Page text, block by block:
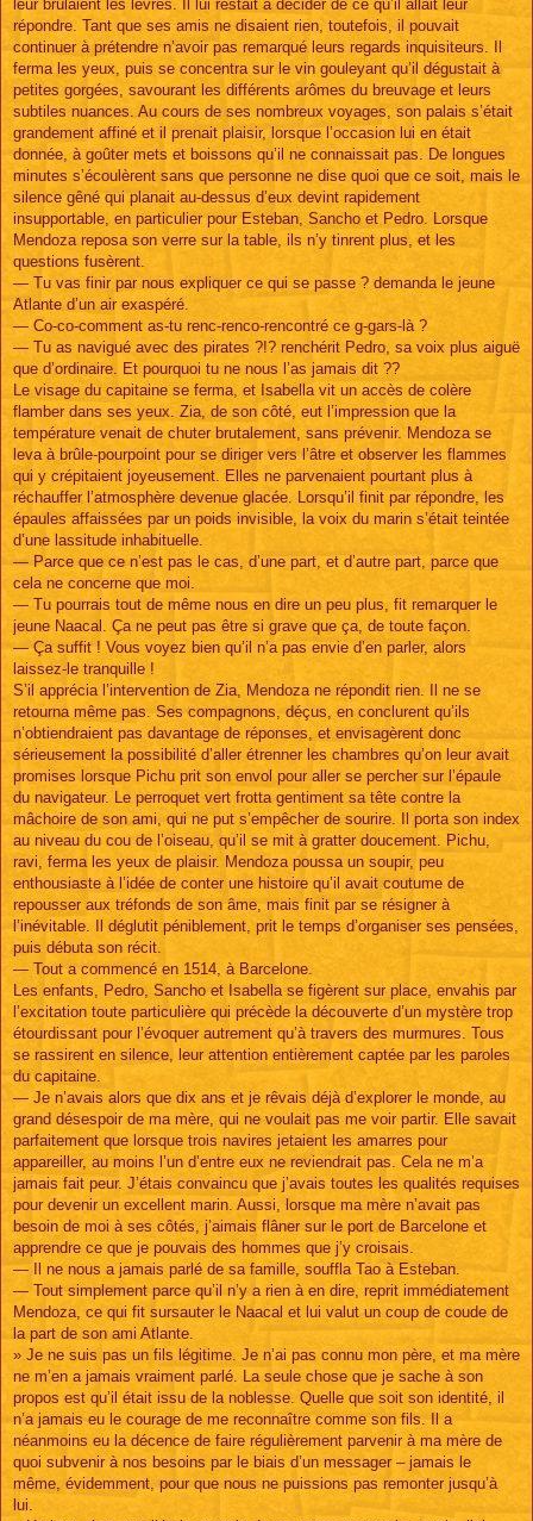
leur brûlaient les lèvres. Il lui restait à décider de ce qu’il allait leur
répondre. Tant que ses amis ne disaient rien, toutefois, il pouvait
continuer à prétendre n’avoir pas remarqué leurs regards inquisiteurs. Il
ferma les yeux, puis se concentra sur le vin gouleyant qu’il dégustait à
petites gorgées, savourant les différents arômes du breuvage et leurs
subtiles nuances. Au cours de ses nombreux voyages, son palais s’était
grandement affiné et il prenait plaisir, lorsque l’occasion lui en était
donnée, à goûter mets et boissons qu’il ne connaissait pas. De longues
minutes s’écoulèrent sans que personne ne dise quoi que ce soit, mais le
silence gêné qui planait au-dessus d’eux devint rapidement
insupportable, en particulier pour Esteban, Sancho et Pedro. Lorsque
Mendoza reposa son verre sur la table, ils n’y tinrent plus, et les
questions fusèrent.
— Tu vas finir par nous expliquer ce qui se passe ? demanda le jeune
Atlante d’un air exaspéré.
— Co-co-comment as-tu renc-renco-rencontré ce g-gars-là ?
— Tu as navigué avec des pirates ?!? renchérit Pedro, sa voix plus aiguë
que d’ordinaire. Et pourquoi tu ne nous l’as jamais dit ??
Le visage du capitaine se ferma, et Isabella vit un accès de colère
flamber dans ses yeux. Zia, de son côté, eut l’impression que la
température venait de chuter brutalement, sans prévenir. Mendoza se
leva à brûle-pourpoint pour se diriger vers l’âtre et observer les flammes
qui y crépitaient joyeusement. Elles ne parvenaient pourtant plus à
réchauffer l’atmosphère devenue glacée. Lorsqu’il finit par répondre, les
épaules affaissées par un poids invisible, la voix du marin s’était teintée
d’une lassitude inhabituelle.
— Parce que ce n’est pas le cas, d’une part, et d’autre part, parce que
cela ne concerne que moi.
— Tu pourrais tout de même nous en dire un peu plus, fit remarquer le
jeune Naacal. Ça ne peut pas être si grave que ça, de toute façon.
— Ça suffit ! Vous voyez bien qu’il n’a pas envie d’en parler, alors
laissez-le tranquille !
S’il apprécia l’intervention de Zia, Mendoza ne répondit rien. Il ne se
retourna même pas. Ses compagnons, déçus, en conclurent qu’ils
n’obtiendraient pas davantage de réponses, et envisagèrent donc
sérieusement la possibilité d’aller étrenner les chambres qu’on leur avait
promises lorsque Pichu prit son envol pour aller se percher sur l’épaule
du navigateur. Le perroquet vert frotta gentiment sa tête contre la
mâchoire de son ami, qui ne put s’empêcher de sourire. Il porta son index
au niveau du cou de l’oiseau, qu’il se mit à gratter doucement. Pichu,
ravi, ferma les yeux de plaisir. Mendoza poussa un soupir, peu
enthousiaste à l’idée de conter une histoire qu’il avait coutume de
repousser aux tréfonds de son âme, mais finit par se résigner à
l’inévitable. Il déglutit péniblement, prit le temps d’organiser ses pensées,
puis débuta son récit.
— Tout a commencé en 1514, à Barcelone.
Les enfants, Pedro, Sancho et Isabella se figèrent sur place, envahis par
l’excitation toute particulière qui précède la découverte d’un mystère trop
étourdissant pour l’évoquer autrement qu’à travers des murmures. Tous
se rassirent en silence, leur attention entièrement captée par les paroles
du capitaine.
— Je n’avais alors que dix ans et je rêvais déjà d’explorer le monde, au
grand désespoir de ma mère, qui ne voulait pas me voir partir. Elle savait
parfaitement que lorsque trois navires jetaient les amarres pour
appareiller, au moins l’un d’entre eux ne reviendrait pas. Cela ne m’a
jamais fait peur. J’étais convaincu que j’avais toutes les qualités requises
pour devenir un excellent marin. Aussi, lorsque ma mère n’avait pas
besoin de moi à ses côtés, j’aimais flâner sur le port de Barcelone et
apprendre ce que je pouvais des hommes que j’y croisais.
— Il ne nous a jamais parlé de sa famille, souffla Tao à Esteban.
— Tout simplement parce qu’il n’y a rien à en dire, reprit immédiatement
Mendoza, ce qui fit sursauter le Naacal et lui valut un coup de coude de
la part de son ami Atlante.
» Je ne suis pas un fils légitime. Je n’ai pas connu mon père, et ma mère
ne m’en a jamais vraiment parlé. La seule chose que je sache à son
propos est qu’il était issu de la noblesse. Quelle que soit son identité, il
n’a jamais eu le courage de me reconnaître comme son fils. Il a
néanmoins eu la décence de faire régulièrement parvenir à ma mère de
quoi subvenir à nos besoins par le biais d’un messager – jamais le
même, évidemment, pour que nous ne puissions pas remonter jusqu’à
lui.